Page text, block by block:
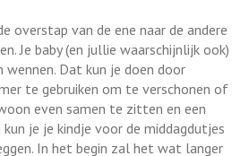
overstap van de ene naar de andere
Je baby (en jullie waarschijnlijk ook)
Dat kun je doen door
te gebruiken om te verschonen of
even samen te zitten en een
je je kindje voor de middagdutjes
In het begin zal het wat langer